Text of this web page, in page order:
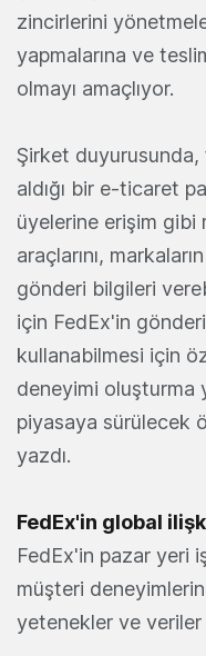
zincirlerini
yapmalarına ve
olmayı amaçlıyor.
Şirket
aldığı bir e-ticaret
üyelerine erişim
araçlarını,
gönderi bilgileri
için FedEx'in
kullanabilmesi için
deneyimi oluşturma
piyasaya sürülecek
yazdı.
FedEx'in global
FedEx'in pazar yeri
müşteri
yetenekler ve